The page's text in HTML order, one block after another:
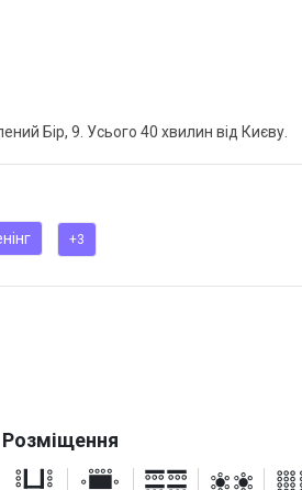
Бір, 9. Усього 40 хвилин від Києву.
+3
Розміщення